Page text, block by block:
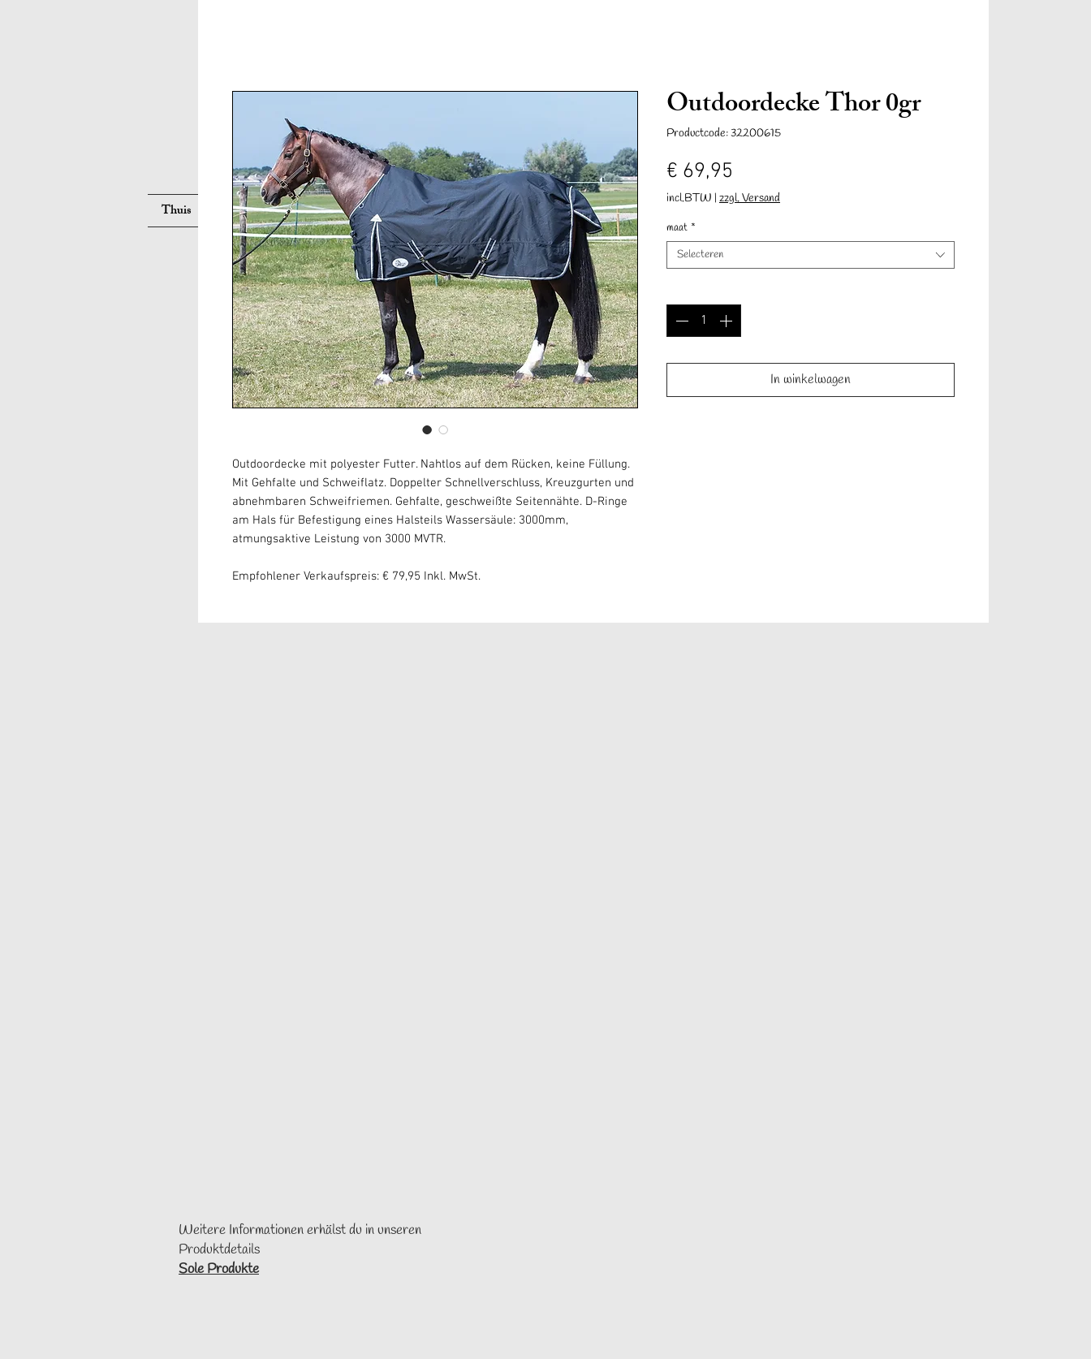
Thuis Neue Seite Neue Seite Neue Seite Neue Seite Geschenkkarte
Outdoordecke mit polyester Futter. Nahtlos auf dem Rücken, keine Füllung.
Mit Gehfalte und Schweiflatz. Doppelter Schnellverschluss, Kreuzgurten und
abnehmbaren Schweifriemen. Gehfalte, geschweißte Seitennähte. D-Ringe
am Hals für Befestigung eines Halsteils Wassersäule: 3000mm,
atmungsaktive Leistung von 3000 MVTR.
Empfohlener Verkaufspreis: € 79,95 Inkl. MwSt.
Outdoordecke Thor 0gr
Productcode: 32200615
€ 69,95
incl.BTW | zzgl. Versand
maat *
Selecteren
In winkelwagen
Weitere Informationen erhälst du in unseren
Produktdetails
Sole Produkte